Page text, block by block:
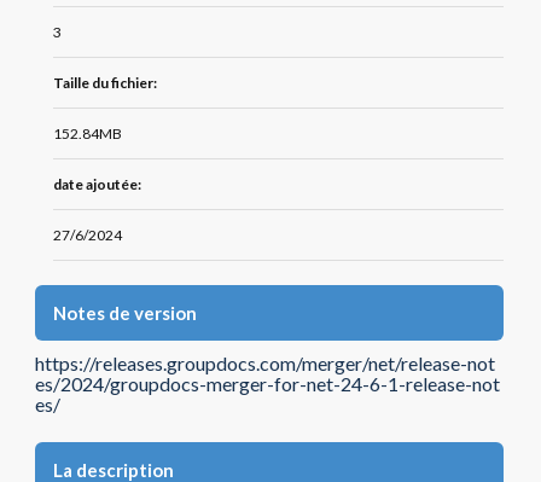
3
Taille du fichier:
152.84MB
date ajoutée:
27/6/2024
Notes de version
https://releases.groupdocs.com/merger/net/release-not
es/2024/groupdocs-merger-for-net-24-6-1-release-not
es/
La description